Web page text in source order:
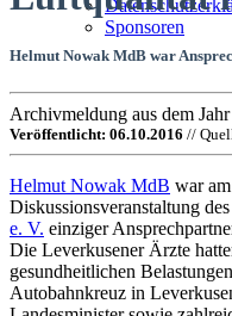
Sponsoren
Helmut Nowak MdB war
Archivmeldung aus dem
Veröffentlicht: 06.10.2016 //
Helmut Nowak MdB war
Diskussionsveranstaltung des
e. V. einziger
Die Leverkusener Ärzte
gesundheitlichen
Autobahnkreuz in